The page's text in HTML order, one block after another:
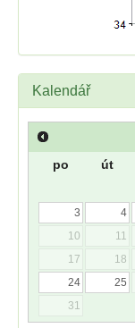
Kalendář
po út
3
4
10
11
17
18
24
25
31